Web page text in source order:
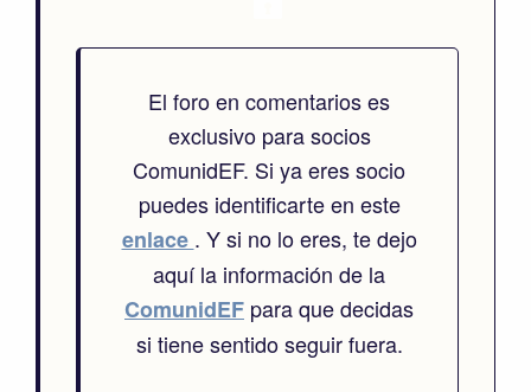
El foro en comentarios es
exclusivo para socios
ComunidEF. Si ya eres socio
puedes identificarte en este
enlace . Y si no lo eres, te dejo
aquí la información de la
ComunidEF para que decidas
si tiene sentido seguir fuera.